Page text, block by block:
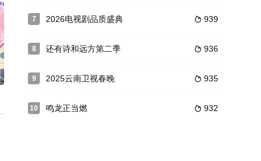
“情景出题、问答通关”为主要形式，根据
境探案体验，以“灾难片、刑侦片、西部片、古装片”等多元风格持续突破
数据分析匹配第一次约会对象；通过设计一系列问题以及相对应的互动设
7  939
2026电视剧品质盛典
8  936
还有诗和远方第二季
9  935
2025云南卫视春晚
10  932
鸣龙正当燃